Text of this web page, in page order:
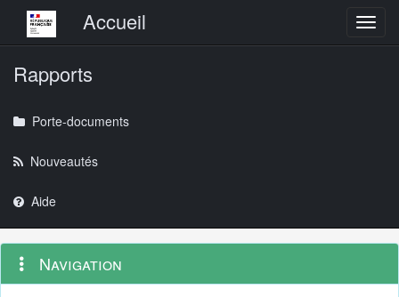
Menu principalAccueil
Rapports
Porte-documents
Nouveautés
Aide
Navigation
outils
Menu
contextuel
Navigation